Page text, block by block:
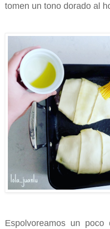
tomen un tono dorado al
Espolvoreamos un